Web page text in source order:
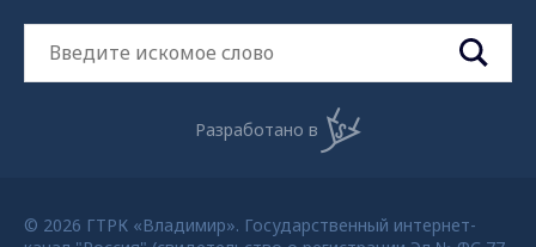
Разработано в
© 2026 ГТРК «Владимир». Государственный интернет-